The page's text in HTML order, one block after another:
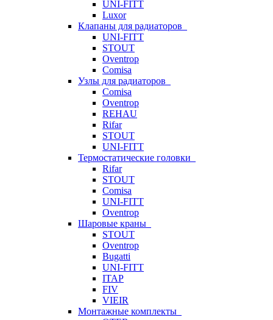
UNI-FITT
Luxor
Клапаны для радиаторов
UNI-FITT
STOUT
Oventrop
Comisa
Узлы для радиаторов
Comisa
Oventrop
REHAU
Rifar
STOUT
UNI-FITT
Термостатические головки
Rifar
STOUT
Comisa
UNI-FITT
Oventrop
Шаровые краны
STOUT
Oventrop
Bugatti
UNI-FITT
ITAP
FIV
VIEIR
Монтажные комплекты